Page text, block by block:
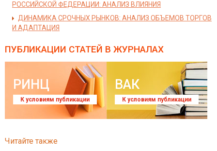
РОССИЙСКОЙ ФЕДЕРАЦИИ: АНАЛИЗ ВЛИЯНИЯ
ДИНАМИКА СРОЧНЫХ РЫНКОВ: АНАЛИЗ ОБЪЕМОВ ТОРГОВ
И АДАПТАЦИЯ
ПУБЛИКАЦИИ СТАТЕЙ В ЖУРНАЛАХ
РИНЦ
К условиям публикации
ВАК
К условиям публикации
Читайте также